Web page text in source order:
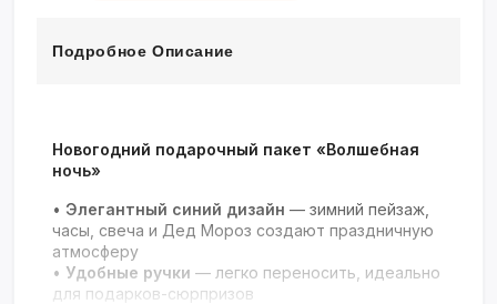
Подробное Описание
Новогодний подарочный пакет «Волшебная
ночь»
• Элегантный синий дизайн — зимний пейзаж,
часы, свеча и Дед Мороз создают праздничную
атмосферу
• Удобные ручки — легко переносить, идеально
для подарков-сюрпризов